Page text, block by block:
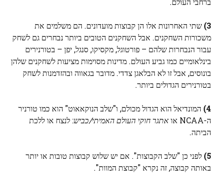
3) שתי האחרונות אלו הן קבוצות מועדונים. הם משלמים את
משכורות השחקנים. אבל השחקנים הטובים ביותר נבחרים גם לשחק
עבור הנבחרות שלהם – פורטוגל, מקסיקו, סנגל, יפן – בטורנירים
בינלאומיים כמו גביע העולם. מדינות מסוימות מציעות לשחקנים שלהן
בונוסים, אבל זו לא הבלאגן צדדי. מדובר בגאווה ובהזדמנות לשחק
בטורנירים הגדולים ביותר.
4) המונדיאל הוא הגדול מכולם, ו"שלב הנוקאאוט" הוא כמו טורניר
ה-NCAA או
אתגר חוקי העולם האמיתי/כביש: לנצח או ללכת
הביתה.
5) לפני כן "שלב הקבוצות". אם יש שלוש קבוצות טובות או יותר
באותה קבוצה, זה נקרא "קבוצת המוות".